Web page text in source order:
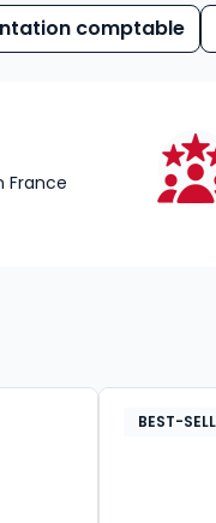
comptable
France
BEST-